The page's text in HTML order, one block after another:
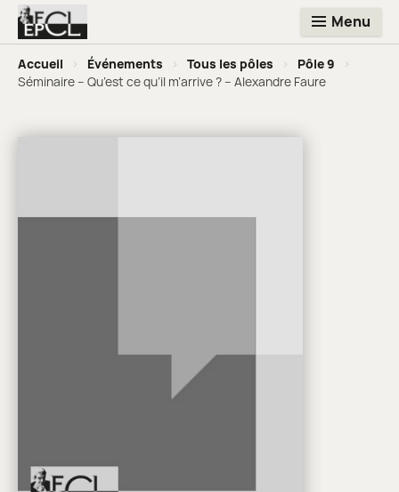
Menu
Accueil > Événements > Tous les pôles > Pôle 9
>
Séminaire – Qu’est ce qu’il m’arrive ? – Alexandre Faure